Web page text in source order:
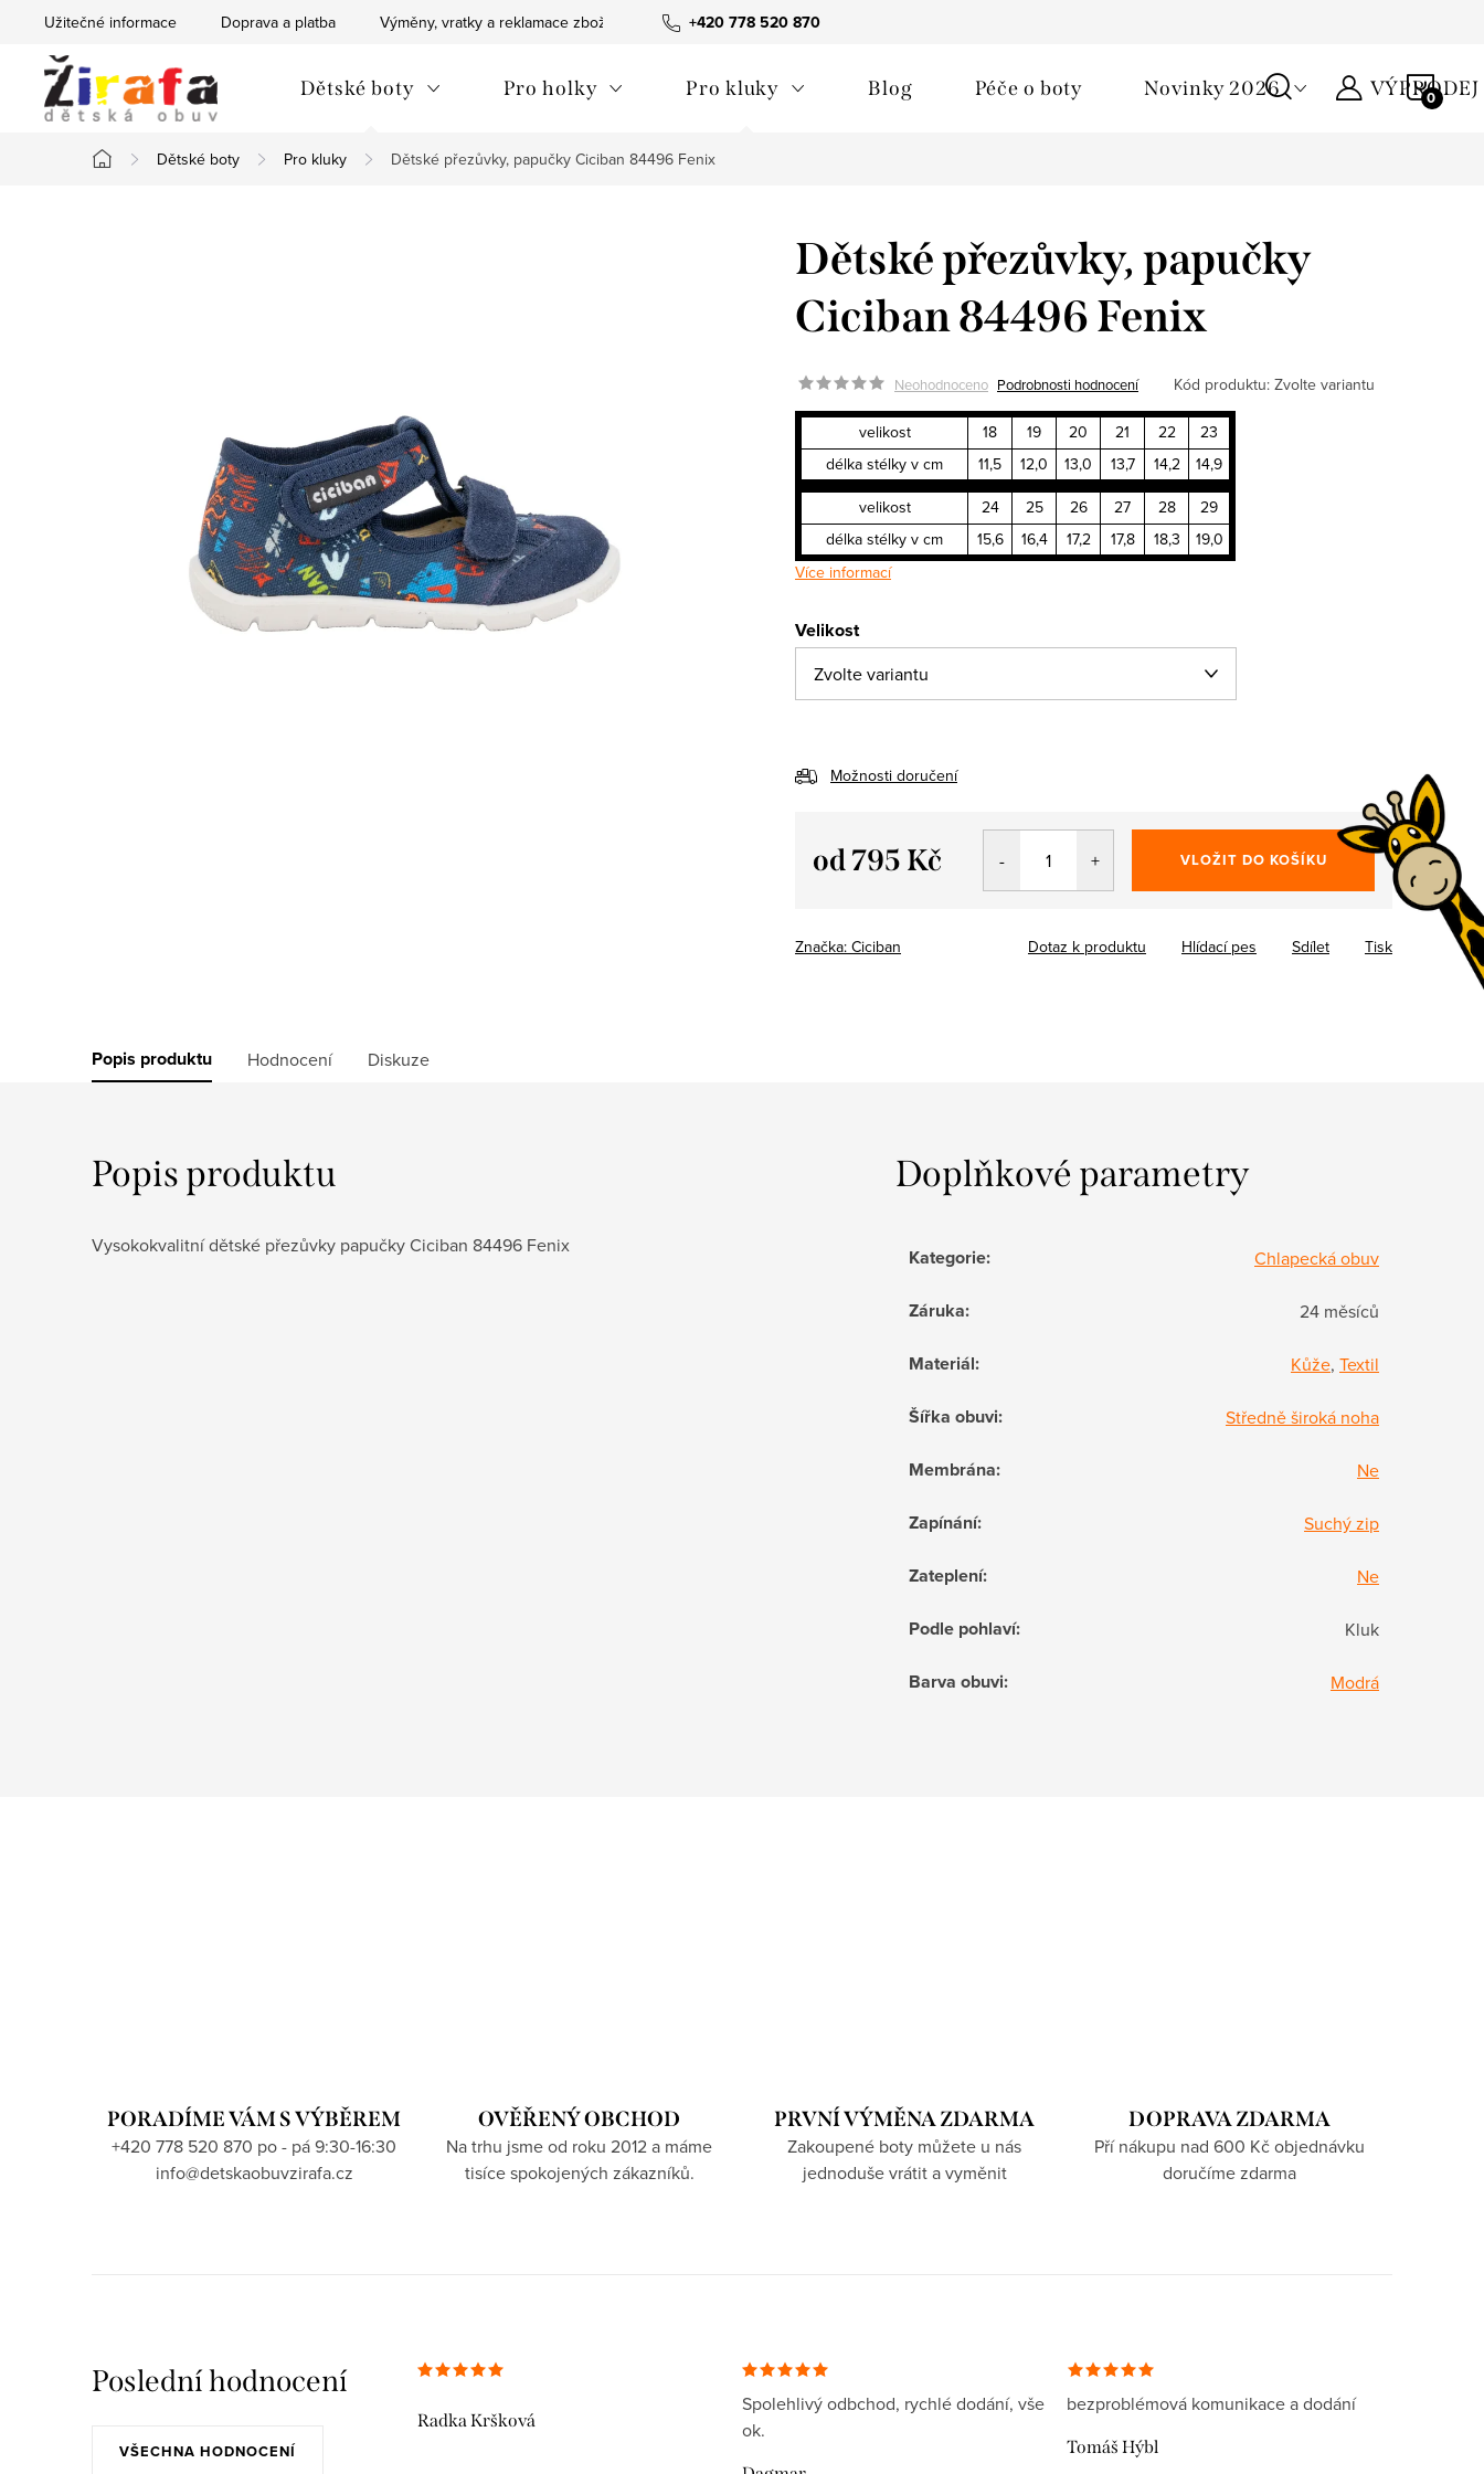
obsah
+420 778 520 870
Užitečné informace Doprava a platba Výměny, vratky a reklamace zboží Obchodní podmínky
Dětské boty Pro holky Pro kluky Blog Péče o boty Novinky 2026 VÝPRODEJ
Domů
Dětské boty Pro kluky Dětské přezůvky, papučky Ciciban 84496 Fenix
Dětské přezůvky, papučky
Ciciban 84496 Fenix
Neohodnoceno Podrobnosti hodnocení Kód produktu: Zvolte variantu
velikost 18 19 20 21 22
23
délka stélky v cm
11,5 12,0 13,0 13,7 14,2
14,9
velikost
24 25 26 27 28
29
délka stélky v cm
15,6 16,4 17,2 17,8 18,3
19,0
Více informací
Velikost
Možnosti doručení
od795 Kč VLOŽIT DO KOŠÍKU
Značka: Ciciban Tisk
Dotaz k produktu Hlídací pes Sdílet
Popis produktu Hodnocení Diskuze
Popis produktu
Vysokokvalitní dětské přezůvky papučky Ciciban 84496 Fenix
Doplňkové parametry
Kategorie: Chlapecká obuv
Záruka: 24 měsíců
Materiál: Kůže, Textil
Šířka obuvi: Středně široká noha
Membrána: Ne
Zapínání: Suchý zip
Zateplení: Ne
Podle pohlaví: Kluk
Barva obuvi: Modrá
PORADÍME VÁM S VÝBĚREM
+420 778 520 870 po - pá 9:30-16:30
info@detskaobuvzirafa.cz
OVĚŘENÝ OBCHOD
Na trhu jsme od roku 2012 a máme
tisíce spokojených zákazníků.
PRVNÍ VÝMĚNA ZDARMA
Zakoupené boty můžete u nás
jednoduše vrátit a vyměnit
DOPRAVA ZDARMA
Pří nákupu nad 600 Kč objednávku
doručíme zdarma
Poslední hodnocení
VŠECHNA HODNOCENÍ
Radka Kršková
Spolehlivý odbchod, rychlé dodání, vše
ok.
bezproblémová komunikace a dodání
Tomáš Hýbl